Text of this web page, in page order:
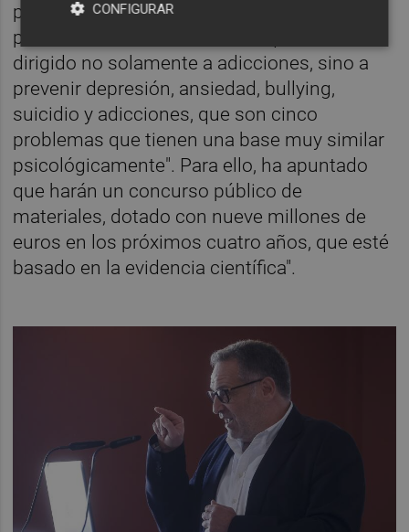
promoción de bienestar emocional y
prevención de las adicciones, que "va a ir
dirigido no solamente a adicciones, sino a
prevenir depresión, ansiedad, bullying,
suicidio y adicciones, que son cinco
problemas que tienen una base muy similar
psicológicamente". Para ello, ha apuntado
que harán un concurso público de
materiales, dotado con nueve millones de
euros en los próximos cuatro años, que esté
basado en la evidencia científica".
CONFIGURAR